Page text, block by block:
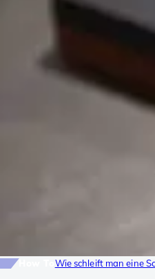
Wie schleift man eine